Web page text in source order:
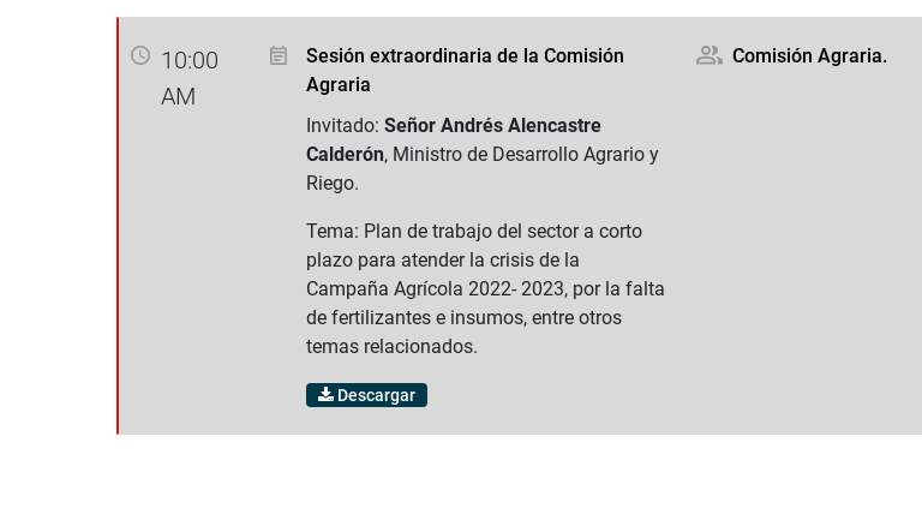
10:00
AM
Sesión extraordinaria de la Comisión
Agraria
Invitado: Señor Andrés Alencastre
Calderón, Ministro de Desarrollo Agrario y
Riego.
Tema: Plan de trabajo del sector a corto
plazo para atender la crisis de la
Campaña Agrícola 2022- 2023, por la falta
de fertilizantes e insumos, entre otros
temas relacionados.
Descargar
Comisión Agraria.